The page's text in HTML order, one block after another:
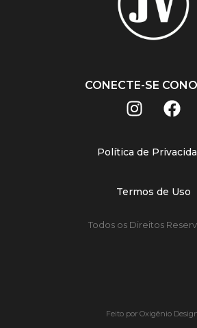
CONECTE-SE
Política de
Termos de Uso
Todos os Direitos
Feito por Oxigênio